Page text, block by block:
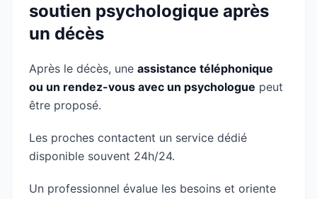
soutien psychologique après
un décès
Après le décès, une assistance téléphonique
ou un rendez-vous avec un psychologue peut
être proposé.
Les proches contactent un service dédié
disponible souvent 24h/24.
Un professionnel évalue les besoins et oriente